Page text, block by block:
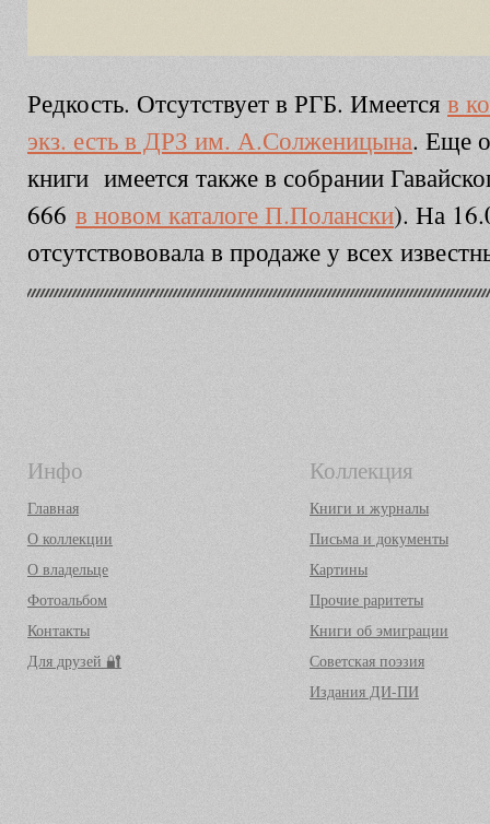
Редкость. Отсутствует в РГБ. Имеется в
экз. есть в ДРЗ им. А.Солженицына. Еще
книги имеется также в собрании
666 в новом каталоге П.Полански). На
отсутствововала в продаже у всех
Инфо
Главная
О коллекции
О владельце
Фотоальбом
Контакты
Для друзей 🔐
Коллекция
Книги и журналы
Письма и документы
Картины
Прочие раритеты
Книги об эмиграции
Советская поэзия
Издания ДИ-ПИ